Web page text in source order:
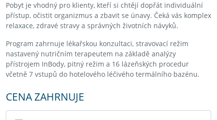
Pobyt je vhodný pro klienty, kteří si chtějí dopřát individuální
přístup, očistit organizmus a zbavit se únavy. Čeká vás komplex
relaxace, zdravé stravy a správných životních návyků.
Program zahrnuje lékařskou konzultaci, stravovací režim
nastavený nutričním terapeutem na základě analýzy
přístrojem InBody, pitný režim a 16 lázeňských procedur
včetně 7 vstupů do hotelového léčivého termálního bazénu.
CENA ZAHRNUJE